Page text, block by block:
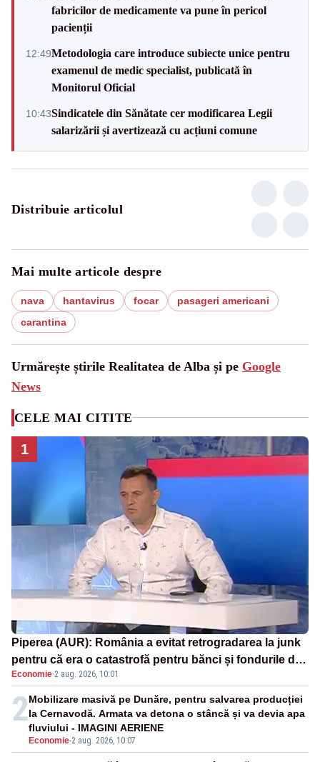
fabricilor de medicamente va pune în pericol
pacienții
12:49Metodologia care introduce subiecte unice pentru
examenul de medic specialist, publicată în
Monitorul Oficial
10:43Sindicatele din Sănătate cer modificarea Legii
salarizării și avertizează cu acțiuni comune
Distribuie articolul
Mai multe articole despre
nava hantavirus focar
pasageri americani
carantina
Urmărește știrile Realitatea de Alba și pe Google
News
CELE MAI CITITE
1
Piperea (AUR): România a evitat retrogradarea la junk
pentru că era o catastrofă pentru bănci și fondurile de
pensii
Economie·2 aug. 2026, 10:01
2
Economie-2 aug. 2026, 10:07
Mobilizare masivă pe Dunăre, pentru salvarea producției
la Cernavodă. Armata va detona o stâncă și va devia apa
fluviului - IMAGINI AERIENE